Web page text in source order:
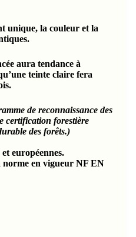
unique, la couleur et la
aura tendance à
teinte claire fera
de reconnaissance des
certification forestière
des forêts.)
européennes.
en vigueur NF EN